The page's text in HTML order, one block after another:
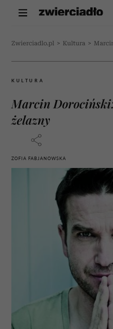
Zwierciadlo.pl > Kultura >
KULTURA
Marcin
żelazny
ZOFIA FABJANOWSKA